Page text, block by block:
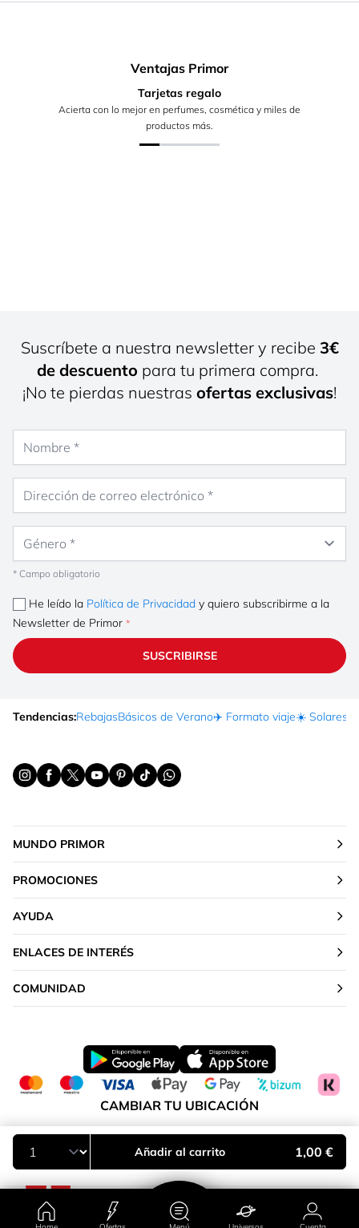
Añadir al carrito 1,00 €
Ventajas Primor
Tarjetas regalo
Acierta con lo mejor en perfumes, cosmética y miles de
productos más.
Suscríbete a nuestra newsletter y recibe 3€
de descuento para tu primera compra.
¡No te pierdas nuestras ofertas exclusivas!
* Campo obligatorio
He leído la Política de Privacidad y quiero subscribirme a la
Newsletter de Primor
SUSCRIBIRSE
Tendencias:RebajasBásicos de Verano✈️ Formato viaje☀️ Solares
MUNDO PRIMOR
PROMOCIONES
AYUDA
ENLACES DE INTERÉS
COMUNIDAD
CAMBIAR TU UBICACIÓN
Península y Baleares